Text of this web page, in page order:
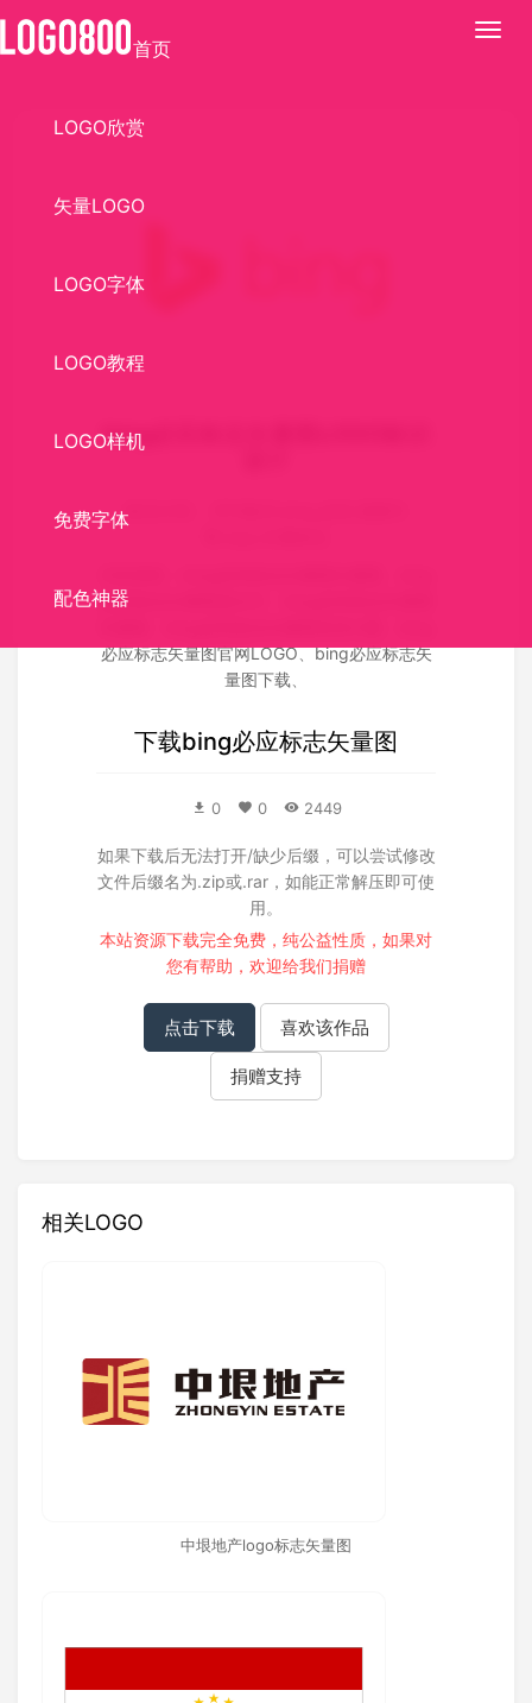
展
首页
LOGO欣赏
矢量LOGO
LOGO字体
LOGO教程
LOGO样机
免费字体
配色神器
bing必应标志矢量图LOGO标识
标识介绍： EPS格式,bing,必应,搜索引
必应标志矢量图源文件
必应标志矢量图官网LOGO、bing必应标志矢
量图下载
下载bing必应标志矢量图
0 0 2449
如果下载后无法打开/缺少后缀，可以尝试修改
文件后缀名为.zip或.rar，如能正常解压即可使
用。
本站资源下载完全免费，纯公益性质，如果对
您有帮助，欢迎给我们捐赠
点击下载 喜欢该作品
捐赠支持
相关LOGO
中垠地产logo标志矢量图